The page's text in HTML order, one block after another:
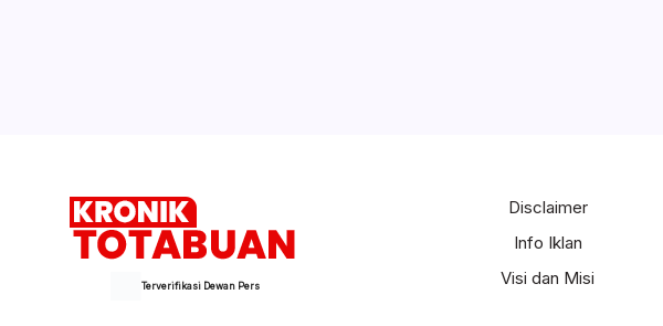
Terverifikasi Dewan Pers
Disclaimer
Info Iklan
Visi dan Misi